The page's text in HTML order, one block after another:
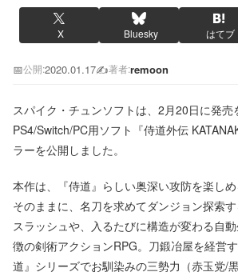
X Bluesky はてブ
📅公開:2020.01.17✍️著者:remoon
スパイク・チュンソフトは、2月20日に発売
PS4/Switch/PC用ソフト『侍道外伝
ラーを公開しました。
本作は、『侍道』らしい奥深い攻防を楽し
そのままに、名刀を求めてダンジョン探索
スラッシュや、入るたびに構造が変わる自
徴の剣術アクションRPG。刀鍛冶屋を経営
道』シリーズでお馴染みの三勢力（赤玉党/